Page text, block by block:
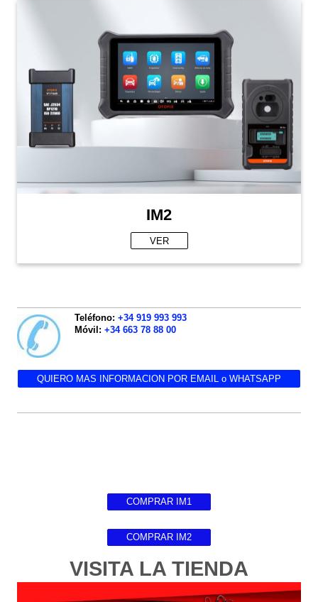
IM2
VER
Teléfono: +34 919 993 993
Móvil: +34 663 78 88 00
QUIERO MAS INFORMACION POR EMAIL o WHATSAPP
COMPRAR IM1
COMPRAR IM2
VISITA LA TIENDA